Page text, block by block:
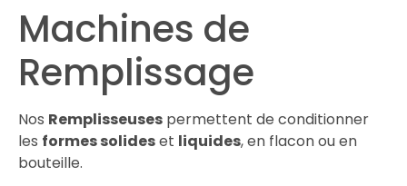
Machines de
Remplissage
Nos Remplisseuses permettent de conditionner
les formes solideset liquides, en flacon ou en
bouteille.